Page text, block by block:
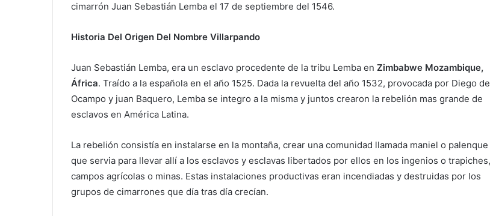
cimarrón Juan Sebastián Lemba el 17 de septiembre del 1546.
Historia Del Origen Del Nombre Villarpando
Juan Sebastián Lemba, era un esclavo procedente de la tribu Lemba en Zimbabwe Mozambique,
África. Traído a la española en el año 1525. Dada la revuelta del año 1532, provocada por Diego de
Ocampo y juan Baquero, Lemba se integro a la misma y juntos crearon la rebelión mas grande de
esclavos en América Latina.
La rebelión consistía en instalarse en la montaña, crear una comunidad llamada maniel o palenque
que servia para llevar allí a los esclavos y esclavas libertados por ellos en los ingenios o trapiches,
campos agrícolas o minas. Estas instalaciones productivas eran incendiadas y destruidas por los
grupos de cimarrones que día tras día crecían.